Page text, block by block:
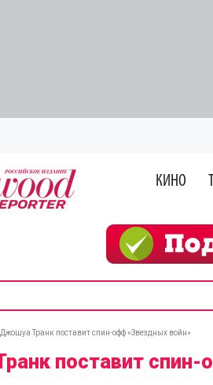
КИНО
Джошуа Транк поставит спин-офф «Звездных войн»
поставит спин-